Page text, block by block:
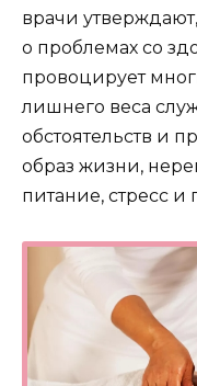
врачи
о проблемах со
провоцирует
лишнего веса
обстоятельств и
образ жизни,
питание, стресс и